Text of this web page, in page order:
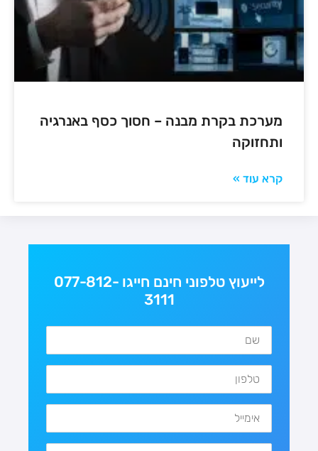
מערכת בקרת מבנה – חסוך כסף באנרגיה
ותחזוקה
קרא עוד »
לייעוץ טלפוני חינם חייגו 077-812-
3111